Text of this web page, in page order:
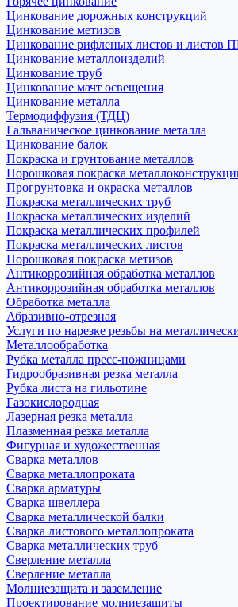
Цинкование дорожных конструкций
Цинкование метизов
Цинкование рифленых листов и листов
Цинкование металлоизделий
Цинкование труб
Цинкование мачт освещения
Цинкование металла
Термодиффузия (ТДЦ)
Гальваническое цинкование металла
Цинкование балок
Покраска и грунтование металлов
Порошковая покраска
Прогрунтовка и окраска металлов
Покраска металлических труб
Покраска металлических изделий
Покраска металлических профилей
Покраска металлических листов
Порошковая покраска метизов
Антикоррозийная обработка металлов
Антикоррозийная обработка металлов
Обработка металла
Абразивно-отрезная
Услуги по нарезке резьбы на
Металлообработка
Рубка металла пресс-ножницами
Гидрообразивная резка металла
Рубка листа на гильотине
Газокислородная
Лазерная резка металла
Плазменная резка металла
Фигурная и художественная
Сварка металлов
Сварка металлопроката
Сварка арматуры
Сварка швеллера
Сварка металлической балки
Сварка листового металлопроката
Сварка металлических труб
Сверление металла
Сверление металла
Молниезащита и заземление
Проектирование молниезащиты